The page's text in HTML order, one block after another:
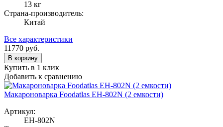
13 кг
Страна-производитель:
Китай
Все характеристики
11770 руб.
В корзину
Купить в 1 клик
Добавить к сравнению
Макароноварка Foodatlas EH-802N (2 емкости)
Артикул:
EH-802N